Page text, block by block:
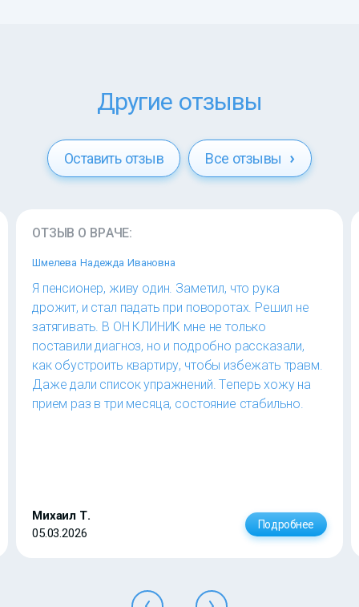
Другие отзывы
Оставить отзыв Все отзывы
ОТЗЫВ О ВРАЧЕ:
Шмелева Надежда Ивановна
Я пенсионер, живу один. Заметил, что рука
дрожит, и стал падать при поворотах. Решил не
затягивать. В ОН КЛИНИК мне не только
поставили диагноз, но и подробно рассказали,
как обустроить квартиру, чтобы избежать травм.
Даже дали список упражнений. Теперь хожу на
прием раз в три месяца, состояние стабильно.
Михаил Т.
05.03.2026
Подробнее